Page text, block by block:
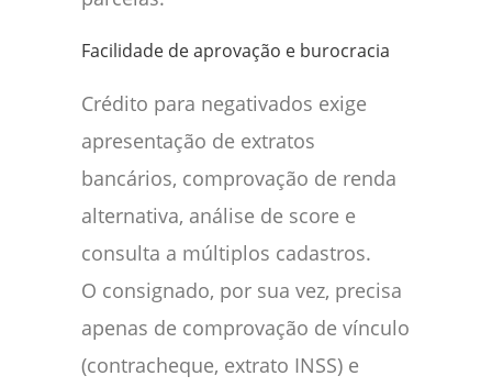
Facilidade de aprovação e burocracia
Crédito para negativados exige
apresentação de extratos
bancários, comprovação de renda
alternativa, análise de score e
consulta a múltiplos cadastros.
O consignado, por sua vez, precisa
apenas de comprovação de vínculo
(contracheque, extrato INSS) e